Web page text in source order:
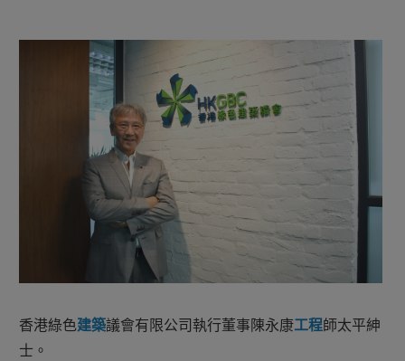
香港綠色建築議會有限公司執行董事陳永康工程師太平紳
士。